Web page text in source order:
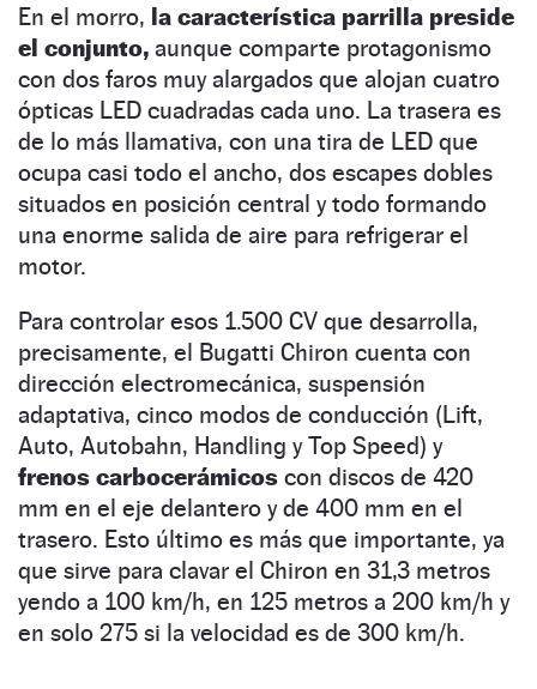
En el morro, la característica parrilla preside
el conjunto, aunque comparte protagonismo
con dos faros muy alargados que alojan cuatro
ópticas LED cuadradas cada uno. La trasera es
de lo más llamativa, con una tira de LED que
ocupa casi todo el ancho, dos escapes dobles
situados en posición central y todo formando
una enorme salida de aire para refrigerar el
motor.
Para controlar esos 1.500 CV que desarrolla,
precisamente, el Bugatti Chiron cuenta con
dirección electromecánica, suspensión
adaptativa, cinco modos de conducción (Lift,
Auto, Autobahn, Handling y Top Speed) y
frenos carbocerámicos con discos de 420
mm en el eje delantero y de 400 mm en el
trasero. Esto último es más que importante, ya
que sirve para clavar el Chiron en 31,3 metros
yendo a 100 km/h, en 125 metros a 200 km/h y
en solo 275 si la velocidad es de 300 km/h.